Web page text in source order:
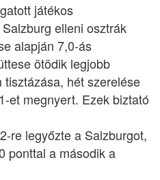
játékos
elleni osztrák
alapján 7,0-ás
ötödik legjobb
hét szerelése
et megnyert. Ezek biztató
re legyőzte a Salzburgot,
ponttal a második a